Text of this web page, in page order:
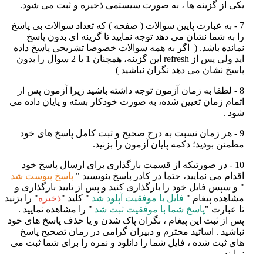
یکی از گزینه ها ، به صورت سیستمی ذخیره و ثبت می شود.
7 - به عبارت پایین سوالات ( صفحه ) که تعداد سوالات بی پاسخ
را به شما نشان می دهد توجه نمایید تا گزینه ای بدون پاسخ
نمانده باشد. (
اگر به همه سوالات خصوصا تشریحی پاسخ داده
اید ولی پس از refresh
این گزینه، همچنان 1 یا 2 سوال را بدون
پاسخ نشان می دهد نگران نباشید )
8 - لطفا به زمان آزمون توجه داشته باشید زیرا آزمون پس از
اتمام زمان تعیین شده، به صورت خودکار بسته و پایان داده می
شود .
9 - هر زمان نسبت به درج صحیح و ثبت کامل پاسخ های خود
مطمئن بودید؛ دکمه پایان آزمون را بزنید.
10 - در صورتیکه از قسمت بارگذاری برای ارسال پاسخ خود
اقدام می نمایید، حتما در کادر پاسخ بنویسید " پاسخ پیوست شد
" و سپس فایل خود را بارگذاری کنید و پس از تایید بارگذاری و
مشاهده پیغام " فایل با موفقیت آپلود شد " کلید "ذخیره" را بزنید
تا عبارت "پاسخ شما با موفقیت ثبت شد " را مشاهده نمایید .
پس از ثبت این پیغام ، نگران پاک شدن و یا حذف پاسخ های خود
نباشید . اساتید محترم و دبیران گرامی در زمان تصحیح پاسخ
های ثبت شده ، فایل شما را دانلود و نمره را برای شما ثبت می